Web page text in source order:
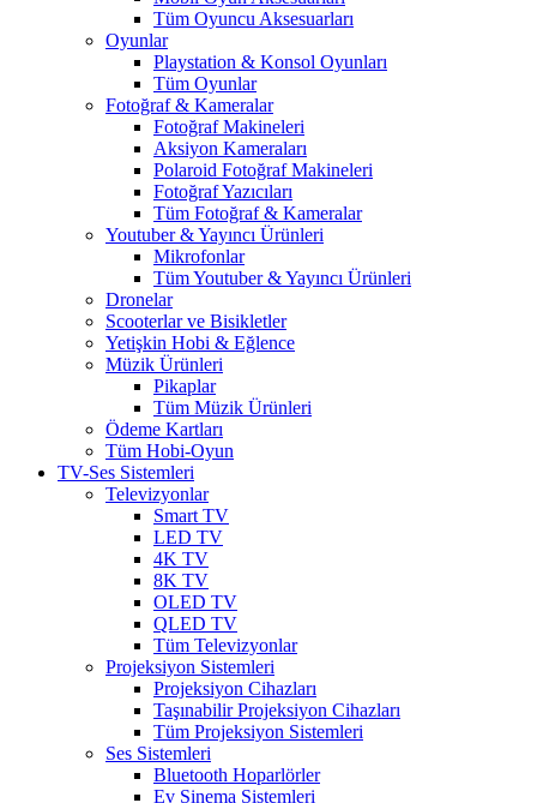
Tüm Oyuncu Aksesuarları
Oyunlar
Playstation & Konsol Oyunları
Tüm Oyunlar
Fotoğraf & Kameralar
Fotoğraf Makineleri
Aksiyon Kameraları
Polaroid Fotoğraf Makineleri
Fotoğraf Yazıcıları
Tüm Fotoğraf & Kameralar
Youtuber & Yayıncı Ürünleri
Mikrofonlar
Tüm Youtuber & Yayıncı Ürünleri
Dronelar
Scooterlar ve Bisikletler
Yetişkin Hobi & Eğlence
Müzik Ürünleri
Pikaplar
Tüm Müzik Ürünleri
Ödeme Kartları
Tüm Hobi-Oyun
TV-Ses Sistemleri
Televizyonlar
Smart TV
LED TV
4K TV
8K TV
OLED TV
QLED TV
Tüm Televizyonlar
Projeksiyon Sistemleri
Projeksiyon Cihazları
Taşınabilir Projeksiyon Cihazları
Tüm Projeksiyon Sistemleri
Ses Sistemleri
Bluetooth Hoparlörler
Ev Sinema Sistemleri